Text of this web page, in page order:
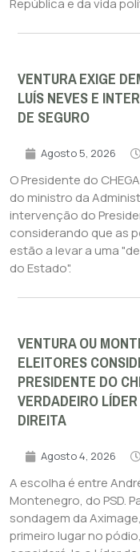
República e da vida
VENTURA EXIGE
LUÍS NEVES E
DE SEGURO
Agosto 5, 2026
O Presidente do
do ministro da
intervenção do
considerando que as
estão a levar a uma
do Estado".
VENTURA OU
ELEITORES
PRESIDENTE DO
VERDADEIRO
DIREITA
Agosto 4, 2026
A escolha é entre
Montenegro, do PSD.
sondagem da
primeiro lugar no